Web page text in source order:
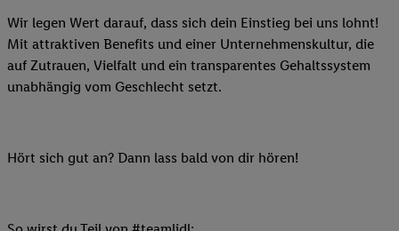
Wir legen Wert darauf, dass sich dein Einstieg bei uns lohnt!
Mit attraktiven Benefits und einer Unternehmenskultur, die
auf Zutrauen, Vielfalt und ein transparentes Gehaltssystem
unabhängig vom Geschlecht setzt.
Hört sich gut an? Dann lass bald von dir hören!